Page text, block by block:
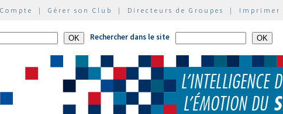
| Gérer son Club | Directeurs de Groupes | Imprimer
Rechercher dans le site